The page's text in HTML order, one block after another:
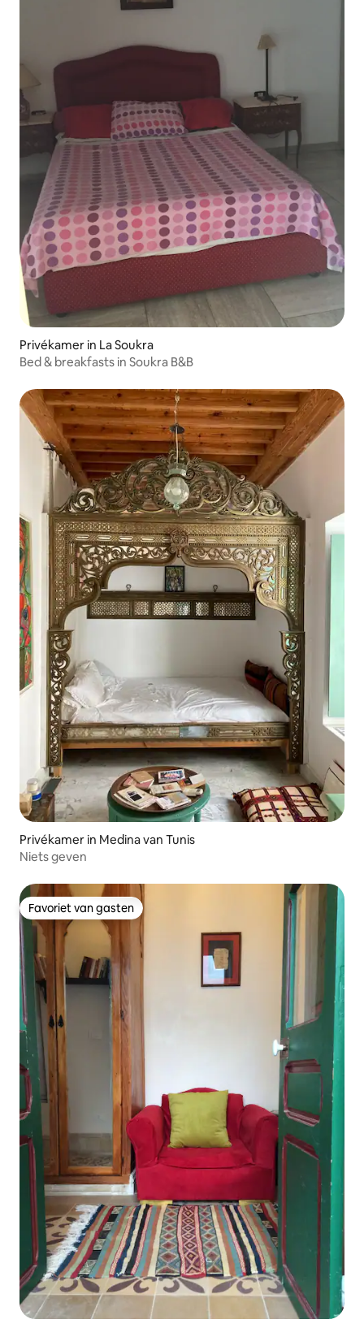
Privékamer in La Soukra
Bed & breakfasts in Soukra B&B
Privékamer in Medina van Tunis
Niets geven
Favoriet van gasten
Favoriet van gasten